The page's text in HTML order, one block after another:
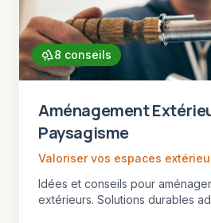
8 conseils
Aménagement
Paysagisme
Valoriser vos espaces
Idées et conseils pour
extérieurs. Solutions durables